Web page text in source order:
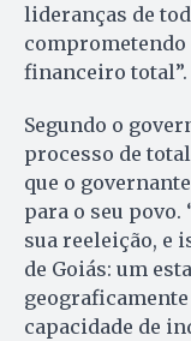
lideranças de
comprometendo
financeiro total”.
Segundo o
processo de
que o
para o seu povo.
sua reeleição, e
de Goiás: um
capacidade de